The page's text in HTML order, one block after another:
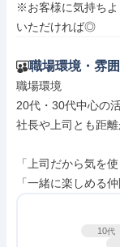
※お客様に気持ちよ
いただければ◎
職場環境・雰
職場環境
20代・30代中心の
社長や上司とも距離
「上司だから気を
「一緒に楽しめる
10代